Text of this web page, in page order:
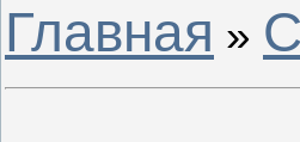
Главная »